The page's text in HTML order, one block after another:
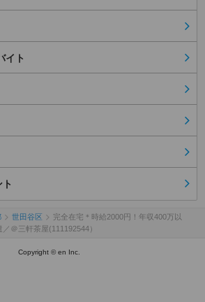
イト
世田谷区
完全在宅＊時給2000円！年収400万以
＠三軒茶屋(111192544）
Copyright © en Inc.